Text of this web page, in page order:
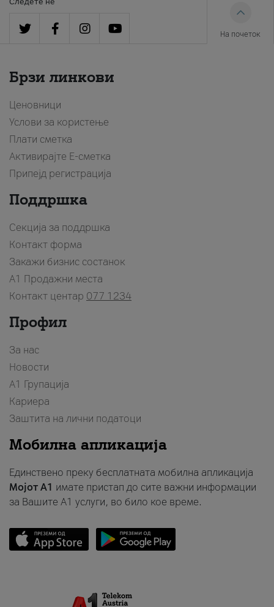
На почеток
Брзи линкови
Ценовници
Услови за користење
Плати сметка
Активирајте Е-сметка
Припејд регистрација
Поддршка
Секција за поддршка
Контакт форма
Закажи бизнис состанок
A1 Продажни места
Контакт центар 077 1234
Профил
За нас
Новости
А1 Групација
Кариера
Заштита на лични податоци
Мобилна апликација
Единствено преку бесплатната мобилна апликација
Мојот A1 имате пристап до сите важни информации
за Вашите A1 услуги, во било кое време.